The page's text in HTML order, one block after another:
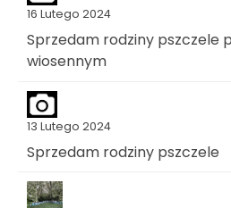
16 Lutego 2024
Sprzedam rodziny pszczele
wiosennym
13 Lutego 2024
Sprzedam rodziny pszczele